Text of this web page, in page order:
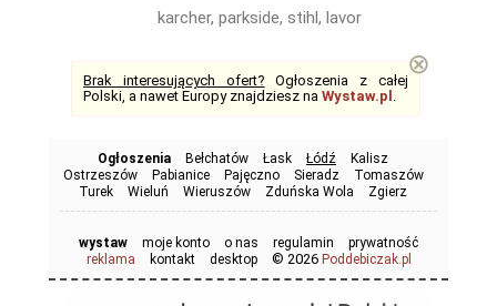
karcher, parkside, stihl, lavor
Brak interesujących ofert? Ogłoszenia z całej
Polski, a nawet Europy znajdziesz na Wystaw.pl .
⊗
Ogłoszenia Bełchatów Łask Łódź
Kalisz
Ostrzeszów
Pabianice Pajęczno Sieradz
Tomaszów
Turek
Wieluń Wieruszów Zduńska Wola Zgierz
wystaw moje konto o nas regulamin
prywatność
reklama
kontakt desktop © 2026 Poddebiczak.pl